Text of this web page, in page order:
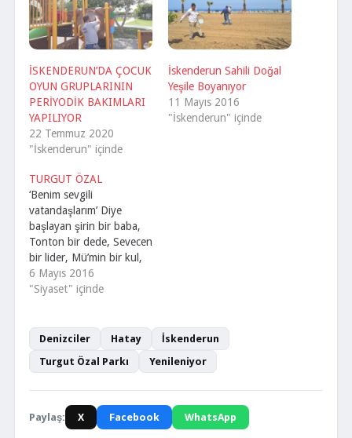
İSKENDERUN’DA ÇOCUK
OYUN GRUPLARININ
PERİYODİK BAKIMLARI
YAPILIYOR
22 Temmuz 2020
"İskenderun" içinde
İskenderun Sahili Doğal
Yeşile Boyanıyor
11 Mayıs 2016
"İskenderun" içinde
TURGUT ÖZAL
‘Benim sevgili
vatandaşlarım’ Diye
başlayan şirin bir baba,
Tonton bir dede, Sevecen
bir lider, Mü’min bir kul,
Vatan sevdalısı bir devlet
adamı idi Özal. Özal bu
bugün ki liderlerin
ufkunu açmıştır. Dünyayı
bilen Anadolu’yu da ihmal
deryası…
6 Mayıs 2016
"Siyaset" içinde
Denizciler Hatay
İskenderun
Turgut Özal Parkı
Yenileniyor
Paylaş: X Facebook WhatsApp